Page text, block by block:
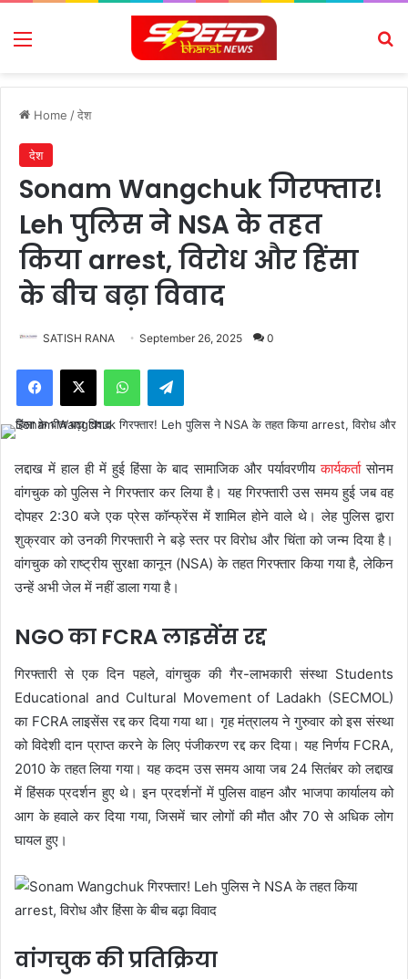
Menu
Home /देश
देश
Sonam Wangchuk गिरफ्तार!
Leh पुलिस ने NSA के तहत
किया arrest, विरोध और हिंसा
के बीच बढ़ा विवाद
SATISH RANA September 26, 2025 0
Facebook
X WhatsAppTelegram
लद्दाख में हाल ही में हुई हिंसा के बाद सामाजिक और पर्यावरणीयकार्यकर्तासोनम
वांगचुक को पुलिस ने गिरफ्तार कर लिया है। यह गिरफ्तारी उस समय हुई जब वह
दोपहर 2:30 बजे एक प्रेस कॉन्फ्रेंस में शामिल होने वाले थे। लेह पुलिस द्वारा
शुक्रवार को उनकी गिरफ्तारी ने बड़े स्तर पर विरोध और चिंता को जन्म दिया है।
वांगचुक को राष्ट्रीय सुरक्षा कानून (NSA) के तहत गिरफ्तार किया गया है, लेकिन
उन्हें अभी जेल में नहीं डाला गया है।
NGO का FCRA लाइसेंस रद्द
गिरफ्तारी से एक दिन पहले, वांगचुक की गैर-लाभकारी संस्था Students
Educational and Cultural Movement of Ladakh (SECMOL)
का FCRA लाइसेंस रद्द कर दिया गया था। गृह मंत्रालय ने गुरुवार को इस संस्था
को विदेशी दान प्राप्त करने के लिए पंजीकरण रद्द कर दिया। यह निर्णय FCRA,
2010 के तहत लिया गया। यह कदम उस समय आया जब 24 सितंबर को लद्दाख
में हिंसक प्रदर्शन हुए थे। इन प्रदर्शनों में पुलिस वाहन और भाजपा कार्यालय को
आग के हवाले कर दिया गया, जिसमें चार लोगों की मौत और 70 से अधिक लोग
घायल हुए।
वांगचुक की प्रतिक्रिया